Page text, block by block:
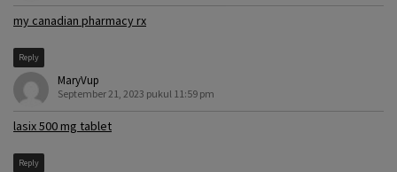
my canadian pharmacy rx
Reply
MaryVup
September 21, 2023 pukul 11:59 pm
lasix 500 mg tablet
Reply